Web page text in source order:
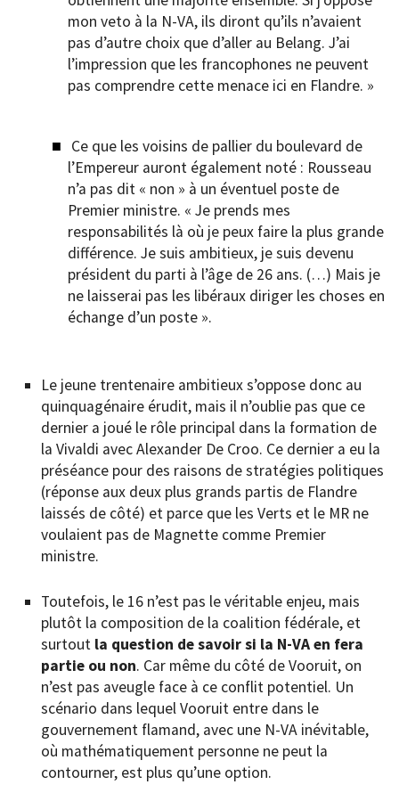
mon veto à la N-VA, ils diront qu’ils n’avaient
pas d’autre choix que d’aller au Belang. J’ai
l’impression que les francophones ne peuvent
pas comprendre cette menace ici en Flandre. »
Ce que les voisins de pallier du boulevard de
l’Empereur auront également noté : Rousseau
n’a pas dit « non » à un éventuel poste de
Premier ministre. « Je prends mes
responsabilités là où je peux faire la plus grande
différence. Je suis ambitieux, je suis devenu
président du parti à l’âge de 26 ans. (…) Mais je
ne laisserai pas les libéraux diriger les choses en
échange d’un poste ».
Le jeune trentenaire ambitieux s’oppose donc au
quinquagénaire érudit, mais il n’oublie pas que ce
dernier a joué le rôle principal dans la formation de
la Vivaldi avec Alexander De Croo. Ce dernier a eu la
préséance pour des raisons de stratégies politiques
(réponse aux deux plus grands partis de Flandre
laissés de côté) et parce que les Verts et le MR ne
voulaient pas de Magnette comme Premier
ministre.
Toutefois, le 16 n’est pas le véritable enjeu, mais
plutôt la composition de la coalition fédérale, et
surtout la question de savoir si la N-VA en fera
partie ou non. Car même du côté de Vooruit, on
n’est pas aveugle face à ce conflit potentiel. Un
scénario dans lequel Vooruit entre dans le
gouvernement flamand, avec une N-VA inévitable,
où mathématiquement personne ne peut la
contourner, est plus qu’une option.